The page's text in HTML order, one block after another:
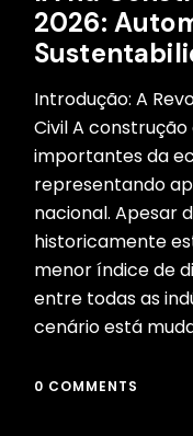
2026:
Introdução: A
Civil A
importantes da
representando
nacional. Apesar
historicamente
menor índice de
entre todas as
cenário está
0 COMMENTS